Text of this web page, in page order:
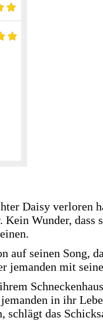
Daisy verloren
Wunder, dass
auf seinen Song,
jemanden mit
in ihr
schlägt das